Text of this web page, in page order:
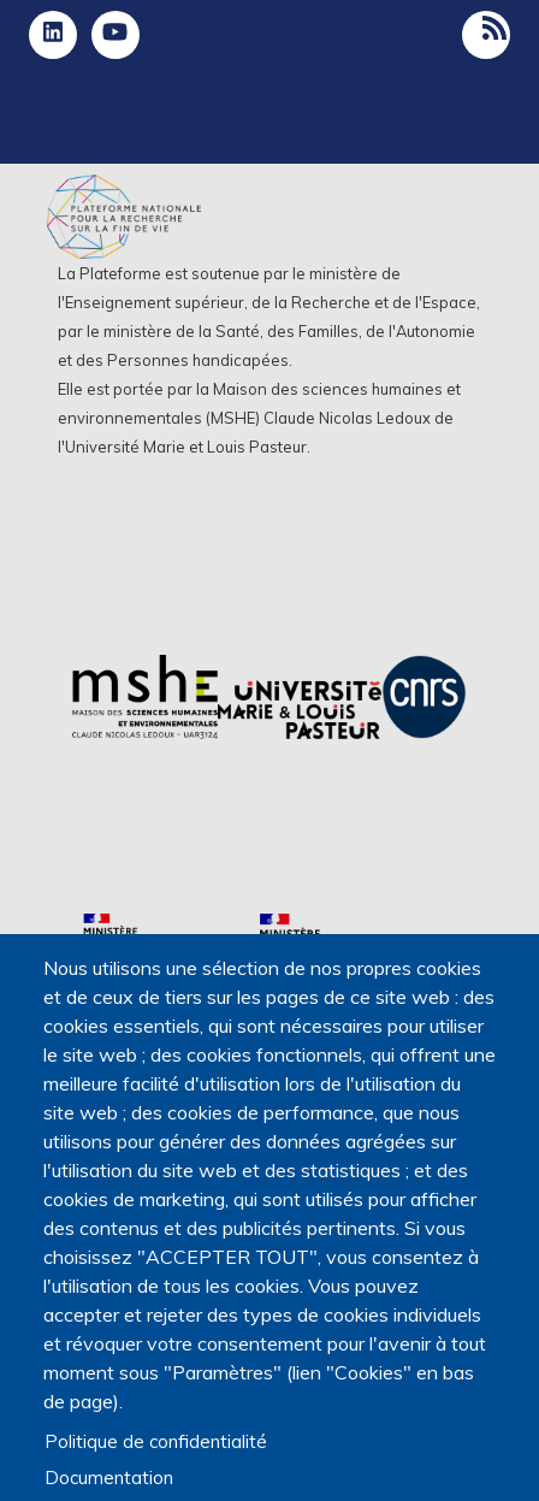
Nous utilisons une sélection de nos propres cookies
et de ceux de tiers sur les pages de ce site web : des
cookies essentiels, qui sont nécessaires pour utiliser
le site web ; des cookies fonctionnels, qui offrent une
meilleure facilité d'utilisation lors de l'utilisation du
site web ; des cookies de performance, que nous
utilisons pour générer des données agrégées sur
l'utilisation du site web et des statistiques ; et des
cookies de marketing, qui sont utilisés pour afficher
des contenus et des publicités pertinents. Si vous
choisissez "ACCEPTER TOUT", vous consentez à
l'utilisation de tous les cookies. Vous pouvez
accepter et rejeter des types de cookies individuels
et révoquer votre consentement pour l'avenir à tout
moment sous "Paramètres" (lien "Cookies" en bas
de page).
Politique de confidentialité
Documentation
La Plateforme est soutenue par le ministère de
l'Enseignement supérieur, de la Recherche et de l'Espace,
par le ministère de la Santé, des Familles, de l'Autonomie
et des Personnes handicapées.
Elle est portée par la Maison des sciences humaines et
environnementales (MSHE) Claude Nicolas Ledoux de
l'Université Marie et Louis Pasteur.
Navigation principale
Qui sommes nous ?
Présentation
Organisation
Stratégie scientifique
Observatoire de la recherche
Panorama de la recherche
Annuaire des chercheurs
Annuaire des chercheurs internationaux
Répertoire des projets
Répertoire des thèses
Répertoire des projets européens
Publications des membres
Cartographie de la recherche
Rencontres scientifiques
Journées jeunes chercheurs
Journées francophones internationales